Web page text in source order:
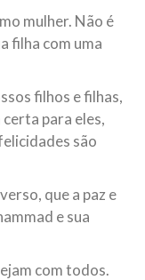
mulher. Não é
filha com uma
filhos e filhas,
certa para eles,
são
que a paz e
e sua
com todos.